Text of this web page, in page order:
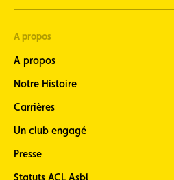
A propos
A propos
Notre Histoire
Carrières
Un club engagé
Presse
Statuts ACL Asbl